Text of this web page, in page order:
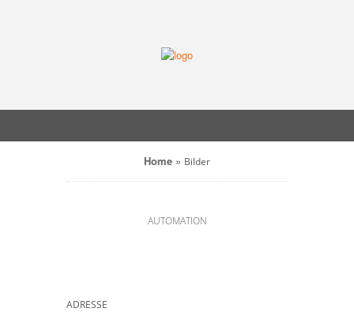
Home » Bilder
AUTOMATION
ADRESSE